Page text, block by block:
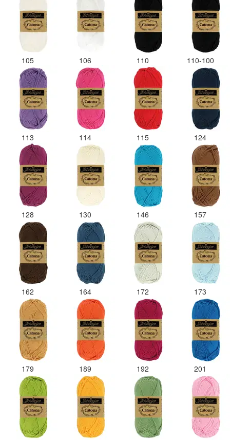
105 106 110 110-100
113 114 115 124
128 130 146 157
162 164 172 173
179 189 192 201